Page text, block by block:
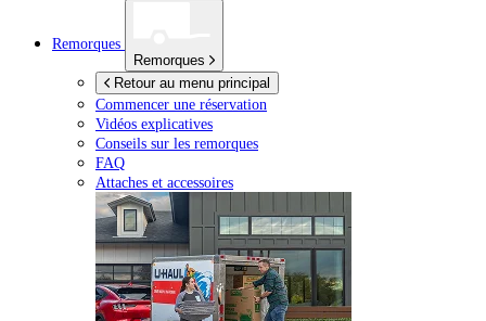
Remorques
Remorques
Retour au menu principal
Commencer une réservation
Vidéos explicatives
Conseils sur les remorques
FAQ
Attaches et accessoires